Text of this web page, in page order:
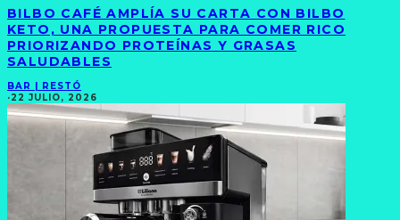
BILBO CAFÉ AMPLÍA SU CARTA CON BILBO
KETO, UNA PROPUESTA PARA COMER RICO
PRIORIZANDO PROTEÍNAS Y GRASAS
SALUDABLES
BAR | RESTÓ
·22 JULIO, 2026